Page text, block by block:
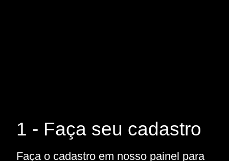
1 - Faça seu cadastro
Faça o cadastro em nosso painel para